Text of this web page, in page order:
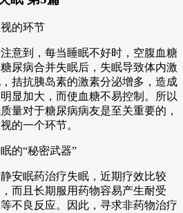
的环节
意到，每当睡眠不好时，空腹血糖
尿病合并失眠后，失眠导致体内激
拮抗胰岛素的激素分泌增多，造成
显加大，而使血糖不易控制。所以
量对于糖尿病病友是至关重要的，
的一个环节。
的“秘密武器”
安眠药治疗失眠，近期疗效比较
而且长期服用药物容易产生耐受
不良反应。因此，寻求非药物治疗